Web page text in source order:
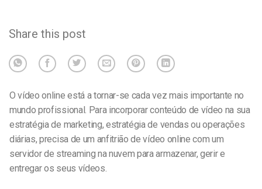
Share this post
O vídeo online está a tornar-se cada vez mais importante no
mundo profissional. Para incorporar conteúdo de vídeo na sua
estratégia de marketing, estratégia de vendas ou operações
diárias, precisa de um anfitrião de vídeo online com um
servidor de streaming na nuvem para armazenar, gerir e
entregar os seus vídeos.